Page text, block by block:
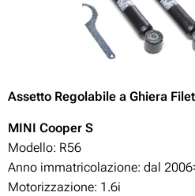
Assetto Regolabile a Ghiera
MINI Cooper S
Modello: R56
Anno immatricolazione: dal
Motorizzazione: 1.6i